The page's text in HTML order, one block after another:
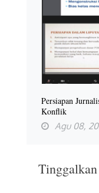
Persiapan
Konflik
Agu 08,